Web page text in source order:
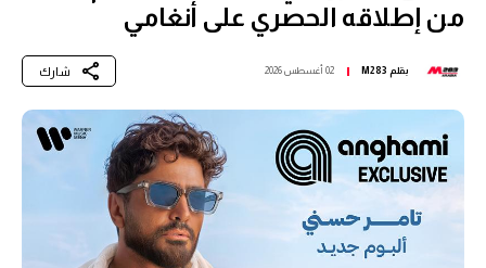
من إطلاقه الحصري على أنغامي
بقلم M283 02 أغسطس 2026 شارك